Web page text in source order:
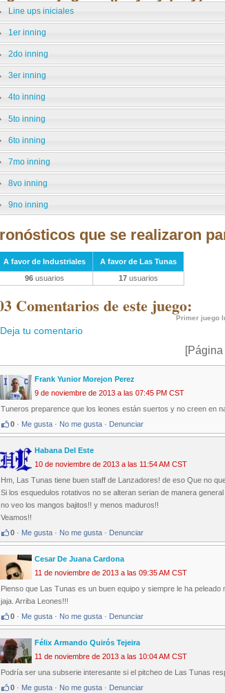
Line ups iniciales
1er inning
2do inning
3er inning
4to inning
5to inning
6to inning
7mo inning
8vo inning
9no inning
que se realizaron
A favor de Industriales
A favor de Las Tunas
96 usuarios 17 usuarios
Comentarios de este juego:
Primer juego
Deja tu comentario
[Página
Frank Yunior Morejon Perez
9 de noviembre de 2013 a las 07:45 PM CST
Tuneros preparence que los leones están suertos y no creen en
0 · Me gusta · No me gusta · Denunciar
Habana Del Este
10 de noviembre de 2013 a las 11:54 AM CST
Hm, Las Tunas tiene buen staff de Lanzadores! de eso Que no
Si los esquedulos rotativos no se alteran serian de manera
no veo los mangos bajitos!! y menos maduros!!
Veamos!!
0 · Me gusta · No me gusta · Denunciar
Cesar De Juana Cardona
11 de noviembre de 2013 a las 09:35 AM CST
Pienso que Las Tunas es un buen equipo y siempre le ha
jaja. Arriba Leones!!!
0 · Me gusta · No me gusta · Denunciar
Félix Armando Quirós Tejeira
11 de noviembre de 2013 a las 10:04 AM CST
Podría ser una subserie interesante si el pitcheo de Las Tunas
0 · Me gusta · No me gusta · Denunciar